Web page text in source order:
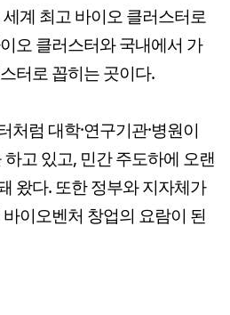
계 최고 바이오 클러스터로
오 클러스터와 국내에서 가
터로 꼽히는 곳이다.
럼 대학·연구기관·병원이
고 있고, 민간 주도하에 오랜
왔다. 또한 정부와 지자체가
이오벤처 창업의 요람이 된